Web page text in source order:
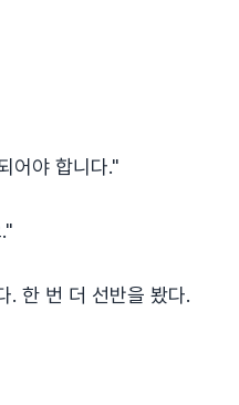
어야 합니다."
. 한 번 더 선반을 봤다.